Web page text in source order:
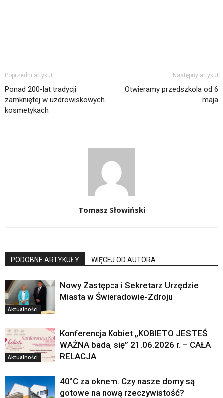
Poprzedni artykuł
Ponad 200-lat tradycji
zamkniętej w uzdrowiskowych
kosmetykach
Następny artykuł
Otwieramy przedszkola od 6
maja
Tomasz Słowiński
PODOBNE ARTYKUŁY WIĘCEJ OD AUTORA
Aktualności
Nowy Zastępca i Sekretarz Urzędzie
Miasta w Świeradowie-Zdroju
Aktualności
Konferencja Kobiet „KOBIETO JESTEŚ
WAŻNA badaj się” 21.06.2026 r. – CAŁA
RELACJA
40°C za oknem. Czy nasze domy są
gotowe na nową rzeczywistość?